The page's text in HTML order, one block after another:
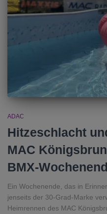
ADAC
Hitzeschlacht
MAC
BMX-
Ein Wochenende, das in
jenseits der 30-Grad-Marke
Heimrennen des MAC